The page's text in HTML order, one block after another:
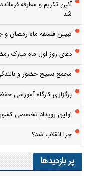
آئین تکریم و معارفه
شد
تبیین فلسفه ماه رمضان و
دعای روز اول ماه مبارک
مجمع بسیج حضور و
برگزاری کارگاه آموزشی
اولین رویداد تخصصی
چرا انقلاب شد؟
پر بازدیدها